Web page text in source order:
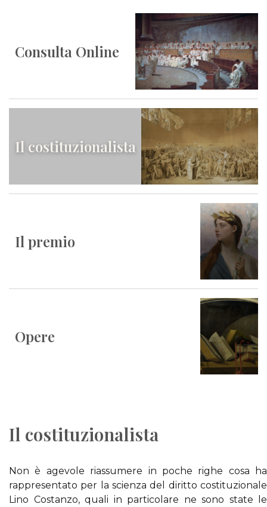
Consulta Online
Il costituzionalista
Il premio
Opere
Il costituzionalista
Non è agevole riassumere in poche righe cosa ha
rappresentato per la scienza del diritto costituzionale
Lino Costanzo, quali in particolare ne sono state le